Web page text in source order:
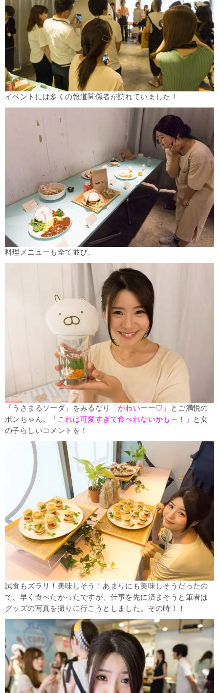
イベントには多くの報道関係者が訪れていました！
料理メニューも全て並び、
「うさまるソーダ」をみるなり 「かわいーー♡」
とご満悦の
ポンちゃん。
「これは可愛すぎて食べれないかも～！」
と女
の子らしいコメントを！
試食もズラリ！美味しそう！あまりにも美味しそうだったの
で、早く食べたかったですが、仕事を先に済まそうと筆者は
グッズの写真を撮りに行こうとしました。その時！！